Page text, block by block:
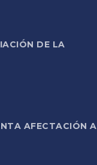
DE LA
AFECTACIÓN A